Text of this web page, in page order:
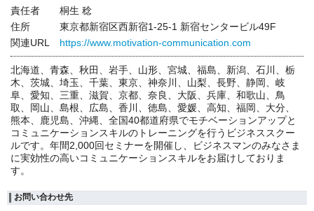
責任者
桐生 稔
住所
東京都新宿区西新宿1-25-1 新宿センタービル49F
関連URL
https://www.motivation-communication.com
北海道、青森、秋田、岩手、山形、宮城、福島、新潟、石川、栃
木、茨城、埼玉、千葉、東京、神奈川、山梨、長野、静岡、岐
阜、愛知、三重、滋賀、京都、奈良、大阪、兵庫、和歌山、鳥
取、岡山、島根、広島、香川、徳島、愛媛、高知、福岡、大分、
熊本、鹿児島、沖縄、全国40都道府県でモチベーションアップと
コミュニケーションスキルのトレーニングを行うビジネススクー
ルです。年間2,000回セミナーを開催し、ビジネスマンのみなさま
に実効性の高いコミュニケーションスキルをお届けしておりま
す。
お問い合わせ先